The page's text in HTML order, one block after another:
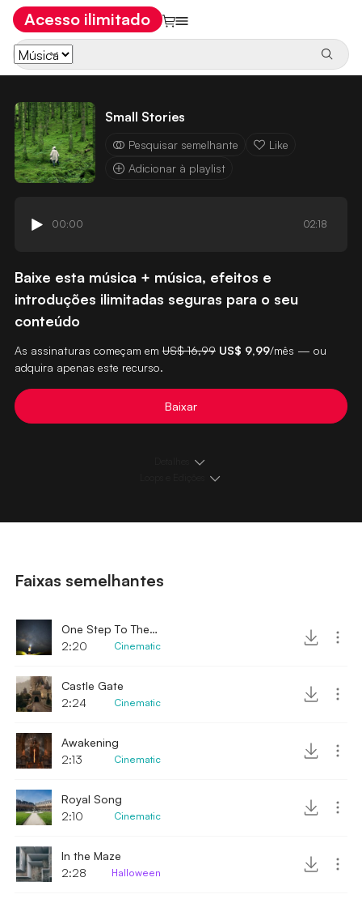
Acesso ilimitado
Small Stories
Pesquisar semelhante
Like
Adicionar à playlist
00:00 02:18
Baixe esta música + música, efeitos e
introduções ilimitadas seguras para o seu
conteúdo
As assinaturas começam em US$ 16,99 US$ 9,99/mês — ou
adquira apenas este recurso.
Baixar
Faixas semelhantes
One Step To The Moon
2:20
Cinematic
Castle Gate
2:24
Cinematic
Awakening
2:13
Cinematic
Royal Song
2:10
Cinematic
In the Maze
2:28
Halloween